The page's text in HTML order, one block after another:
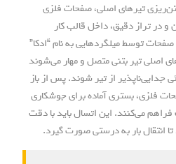
تیرهای اصلی، صفحات فلزی
در تراز دقیق، داخل قالب کار
توسط میلگردهایی به نام “ادکا”
اصلی تیر بتنی متصل و مهار می‌شوند
جدایی‌ناپذیر از تیر شوند. پس از باز
فلزی، بستری آماده برای جوشکاری
فراهم می‌کنند. این اتسال باید با دقت
تا انتقال بار به درستی صورت گیرد.